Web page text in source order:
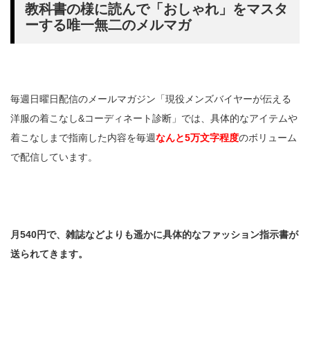
教科書の様に読んで「おしゃれ」をマスタ
ーする唯一無二のメルマガ
毎週日曜日配信のメールマガジン「現役メンズバイヤーが伝える
洋服の着こなし&コーディネート診断」では、具体的なアイテムや
着こなしまで指南した内容を毎週なんと5万文字程度のボリューム
で配信しています。
月540円で、雑誌などよりも遥かに具体的なファッション指示書が
送られてきます。